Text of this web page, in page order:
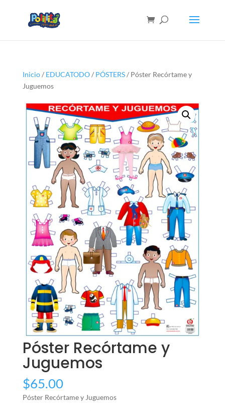
Inicio/ EDUCATODO/ PÓSTERS/ Póster Recórtame y
Juguemos
Póster Recórtame y
Juguemos
$65.00
Póster Recórtame y Juguemos